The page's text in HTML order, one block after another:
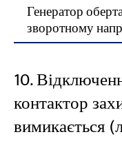
Генератор
зворотному
10.
контактор
вимикається